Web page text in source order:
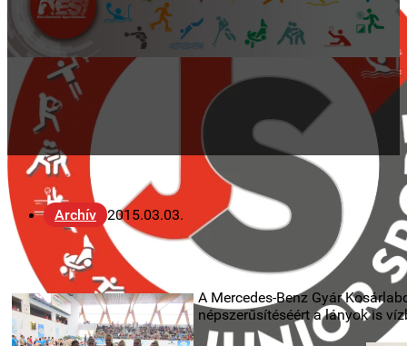
Archív 2015.03.03.
A Mercedes-Benz Gyár
népszerűsítéséért a lányok is